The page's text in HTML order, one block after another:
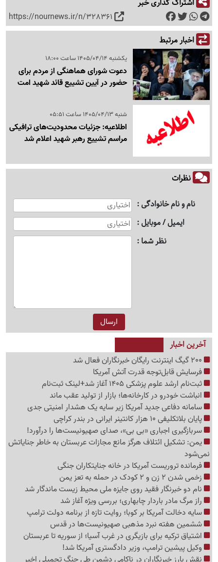
https://nournews.ir/n/328361
اخبار مرتبط
یکشنبه 1405/04/14 ساعت 18:00
دعوت شورای هماهنگی از مردم برای
حضور در آیین تشییع قائد شهید امت
شنبه 1405/04/13 ساعت 05:51
اطلاعیه: جزئیات محدودیت‌های ترافیکی
مراسم تشییع رهبر شهید اعلام شد
نظرات
نام و نام خانوادگی
ایمیل / موبایل
نظر شما
آخرین اخبار
فرسایش قابل‌توجه قدرت آتش آمریکا
ثبت‌نام ارشد علوم پزشکی 1405 آغاز شد+لینک ثبت‌نام
انباشت خودرو در کارخانه‌ها؛ بازار از تولید عقب ماند
سامانه دفاعی جدید آمریکا زیر سایه یک هشدار امنیتی جدی
پایان بلاتکلیفی 10 هزار کانتینر ایرانی در بندر کراچی
سربازگیری اجباری «بی بی»، صدای صهیونیست‌ها را درآورد!
یمن: تشکیل ائتلاف هرگز مانع مجازات عربستان به خاطر جنایاتش
نمی‌شود
فرمانده تروریست آمریکا در خانه جنایتکاران جنگی
زخمی شدن 2 زن و 2 کودک در حمله به تعز یمن
نام دو خبرنگار فقید روی جایزه ملی محیط زیست ماندگار شد
راز مرگ مادر باردار چابهاری؛ بررسی ویژه آغاز شد
سایه دخالت آمریکا بر کوبا؛ روایت تازه از برنامه دولت ترامپ
ششمین هفته نبرد مذهبی صهیونیست‌ها در قدس
اشتیاق ترکیه برای بازیگری در غرب آسیا؛ از سوریه تا عربستان
وکیل پیشین ترامپ، وزیر دادگستری آمریکا شد!
نقش بارز خبرنگاران در ناکامی دشمن طی جنگ تحمیلی اخیر